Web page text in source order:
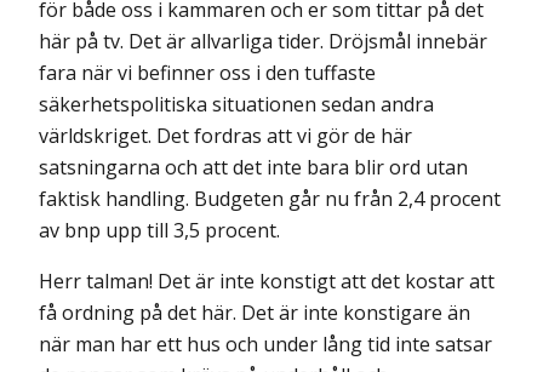
för både oss i kammaren och er som tittar på det
här på tv. Det är allvarliga tider. Dröjsmål innebär
fara när vi befinner oss i den tuffaste
säkerhetspolitiska situationen sedan andra
världskriget. Det fordras att vi gör de här
satsningarna och att det inte bara blir ord utan
faktisk handling. Budgeten går nu från 2,4 procent
av bnp upp till 3,5 procent.
Herr talman! Det är inte konstigt att det kostar att
få ordning på det här. Det är inte konstigare än
när man har ett hus och under lång tid inte satsar